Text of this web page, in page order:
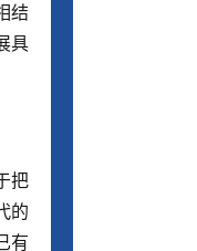
结
具
把
的
有